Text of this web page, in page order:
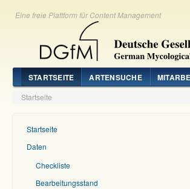
Eine freie Plattform für Content Management
STARTSEITE ARTENSUCHE
Startseite
Startseite
Daten
Checkliste
Bearbeitungsstand